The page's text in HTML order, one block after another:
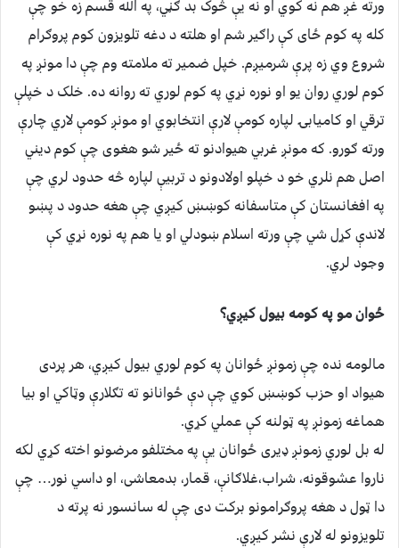
ورته غږ هم نه کوي او نه يې څوک بد ګڼي، په الله قسم زه خو چې
کله په کوم ځاى كې راګير شم او هلته د دغه تلويزون کوم پروګرام
شروع وي زه پرې شرميږم. خپل ضمير ته ملامته وم چې دا مونږ په
کوم لوري روان يو او نوره نړي په کوم لوري ته روانه ده. خلک د خپلې
ترقي او کاميابۍ لپاره کومې لارې انتخابوي او مونږ کومې لاري چارې
ورته ګورو. که مونږ غربي هيوادنو ته ځير شو هغوى چې کوم ديني
اصل هم نلري خو د خپلو اولادونو د تربيې لپاره څه حدود لري چې
په افغانستان کې متاسفانه کوښښ کيږي چې هغه حدود د پښو
لاندې کړل شي چې ورته اسلام ښودلي او يا هم په نوره نړي كې
وجود لري.
ځوان مو په كومه بيول كيږي؟
مالومه نده چې زمونږ ځوانان په کوم لوري بيول كيږي، هر پردى
هيواد او حزب کوښښ کوي چې دې ځوانانو ته تګلارې وټاكي او بيا
هماغه زمونږ په ټولنه كې عملي كړي.
له بل لوري زمونږ ډيرى ځوانان يې په مختلفو مرضونو اخته كړي لكه
ناروا عشوقونه، شراب،غلاګانې، قمار، بدمعاشى، او داسي نور… چې
دا ټول د هغه پروګرامونو برکت دى چې له سانسور نه پرته د
تلويزونو له لارې نشر كيږي.